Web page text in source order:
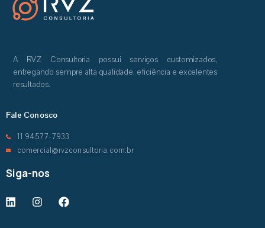
A RVZ Consultoria possui serviços customizados,
entregando sempre alta qualidade, eficiência e excelentes
resultados.
Fale Conosco
11 94577-7933
comercial@rvzconsultoria.com.br
Siga-nos